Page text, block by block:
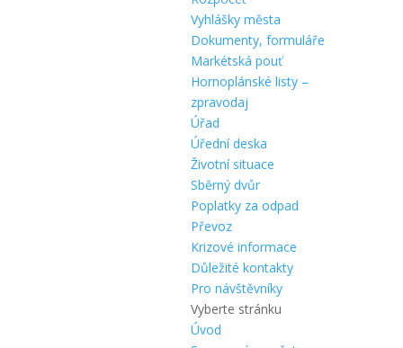
Vyhlášky města
Dokumenty, formuláře
Markétská pouť
Hornoplánské listy –
zpravodaj
Úřad
Úřední deska
Životní situace
Sběrný dvůr
Poplatky za odpad
Převoz
Krizové informace
Důležité kontakty
Pro návštěvníky
Vyberte stránku
Úvod